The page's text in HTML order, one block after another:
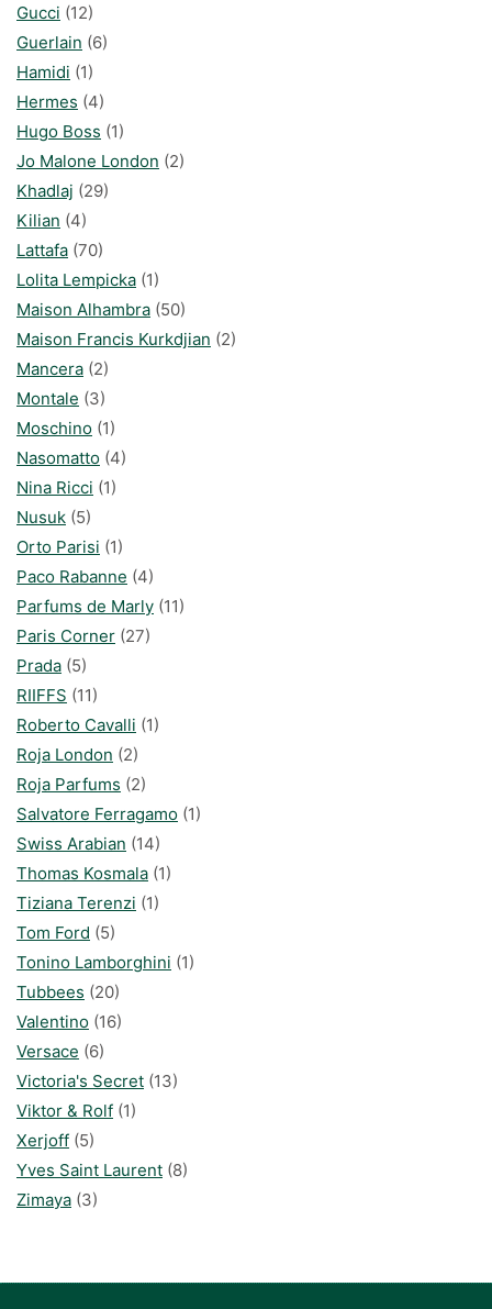
Gucci (12)
Guerlain (6)
Hamidi (1)
Hermes (4)
Hugo Boss (1)
Jo Malone London (2)
Khadlaj (29)
Kilian (4)
Lattafa (70)
Lolita Lempicka (1)
Maison Alhambra (50)
Maison Francis Kurkdjian (2)
Mancera (2)
Montale (3)
Moschino (1)
Nasomatto (4)
Nina Ricci (1)
Nusuk (5)
Orto Parisi (1)
Paco Rabanne (4)
Parfums de Marly (11)
Paris Corner (27)
Prada (5)
RIIFFS (11)
Roberto Cavalli (1)
Roja London (2)
Roja Parfums (2)
Salvatore Ferragamo (1)
Swiss Arabian (14)
Thomas Kosmala (1)
Tiziana Terenzi (1)
Tom Ford (5)
Tonino Lamborghini (1)
Tubbees (20)
Valentino (16)
Versace (6)
Victoria's Secret (13)
Viktor & Rolf (1)
Xerjoff (5)
Yves Saint Laurent (8)
Zimaya (3)